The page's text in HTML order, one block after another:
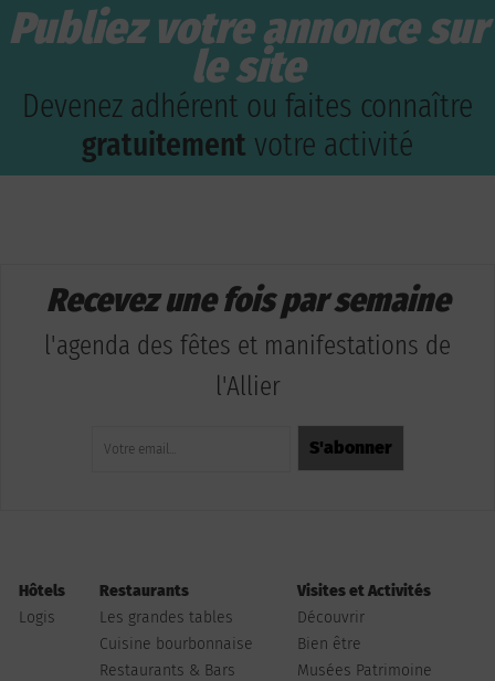
Publiez votre annonce sur
le site
Devenez adhérent ou faites connaître
gratuitement votre activité
Recevez une fois par semaine
l'agenda des fêtes et manifestations de
l'Allier
Hôtels
Logis
Restaurants
Les grandes tables
Cuisine bourbonnaise
Restaurants & Bars
Visites et Activités
Découvrir
Bien être
Musées Patrimoine